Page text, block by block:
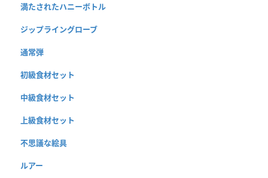
満たされたハニーボトル
ジップライングローブ
通常弾
初級食材セット
中級食材セット
上級食材セット
不思議な絵具
ルアー